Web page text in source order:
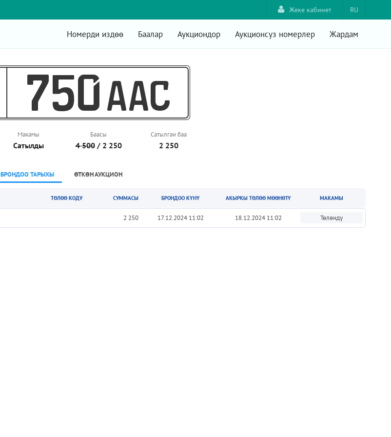
RU
Жеке кабинет
Номерди издөө Баалар Аукциондор Аукционсуз номерлер Жардам
750 AAC
Макамы
Сатылды
Баасы
4 500/ 2 250
Сатылган баа
2 250
БРОНДОО ТАРЫХЫ ӨТКӨН АУКЦИОН
ТӨЛӨӨ КОДУ СУММАСЫ БРОНДОО КҮНҮ АКЫРКЫ ТӨЛӨӨ МӨӨНӨТҮ МАКАМЫ
2 250 17.12.2024 11:02 18.12.2024 11:02 Төлөндү